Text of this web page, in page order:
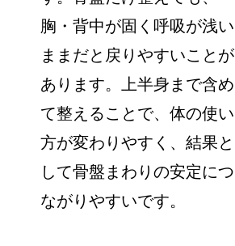
胸・背中が固く呼吸が浅い
ままだと戻りやすいことが
あります。上半身まで含め
て整えることで、体の使い
方が変わりやすく、結果と
して骨盤まわりの安定につ
ながりやすいです。